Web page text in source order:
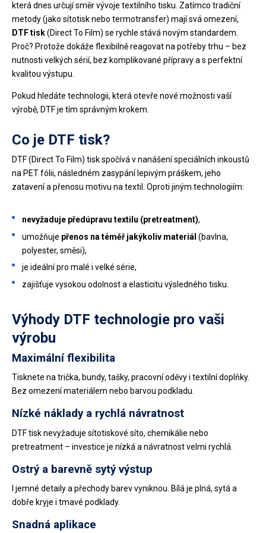
která dnes určují směr vývoje textilního tisku. Zatímco tradiční
metody (jako sítotisk nebo termotransfer) mají svá omezení,
DTF tisk(Direct To Film) se rychle stává novým standardem.
Proč? Protože dokáže flexibilně reagovat na potřeby trhu – bez
nutnosti velkých sérií, bez komplikované přípravy a s perfektní
kvalitou výstupu.
Pokud hledáte technologii, která otevře nové možnosti vaší
výrobě, DTF je tím správným krokem.
Co je DTF tisk?
DTF (Direct To Film) tisk spočívá v nanášení speciálních inkoustů
na PET fólii, následném zasypání lepivým práškem, jeho
zatavení a přenosu motivu na textil. Oproti jiným technologiím:
nevyžaduje předúpravu textilu (pretreatment),
umožňuje přenos na téměř jakýkoliv materiál (bavlna,
polyester, směsi),
je ideální pro malé i velké série,
zajišťuje vysokou odolnost a elasticitu výsledného tisku.
Výhody DTF technologie pro vaši
výrobu
Maximální flexibilita
Tisknete na trička, bundy, tašky, pracovní oděvy i textilní doplňky.
Bez omezení materiálem nebo barvou podkladu.
Nízké náklady a rychlá návratnost
DTF tisk nevyžaduje sítotiskové síto, chemikálie nebo
pretreatment – investice je nízká a návratnost velmi rychlá.
Ostrý a barevně sytý výstup
I jemné detaily a přechody barev vyniknou. Bílá je plná, sytá a
dobře kryje i tmavé podklady.
Snadná aplikace